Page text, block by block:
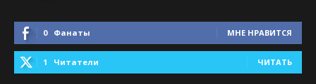
0 Фанаты МНЕ НРАВИТСЯ
1 Читатели ЧИТАТЬ